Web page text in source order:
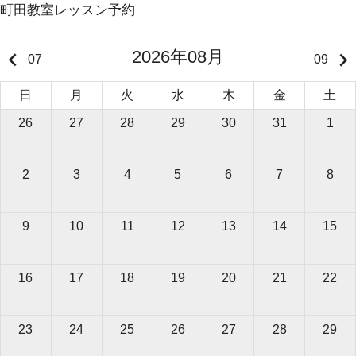
町田教室レッスン予約
keyboard_arrow_left 07 2026年08月 09 keyboard_arrow_right
日 月 火 水 木 金 土
26 27 28 29 30 31 1
2 3 4 5 6 7 8
9 10 11 12 13 14 15
16 17 18 19 20 21 22
23 24 25 26 27 28 29